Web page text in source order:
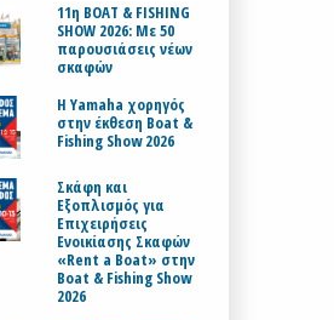
11η BOAT & FISHING
SHOW 2026: Με 50
παρουσιάσεις νέων
σκαφών
H Yamaha χορηγός
στην έκθεση Boat &
Fishing Show 2026
Σκάφη και
Εξοπλισμός για
Επιχειρήσεις
Ενοικίασης Σκαφών
«Rent a Boat» στην
Boat & Fishing Show
2026